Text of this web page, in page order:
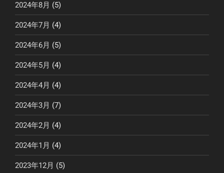
2024年8月 (5)
2024年7月 (4)
2024年6月 (5)
2024年5月 (4)
2024年4月 (4)
2024年3月 (7)
2024年2月 (4)
2024年1月 (4)
2023年12月 (5)